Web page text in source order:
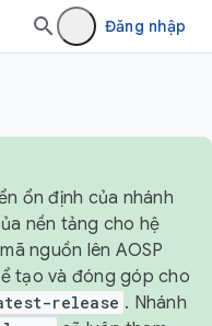
Đăng nhập
ổn định của nhánh
nền tảng cho hệ
nguồn lên AOSP
tạo và đóng góp cho
release . Nhánh